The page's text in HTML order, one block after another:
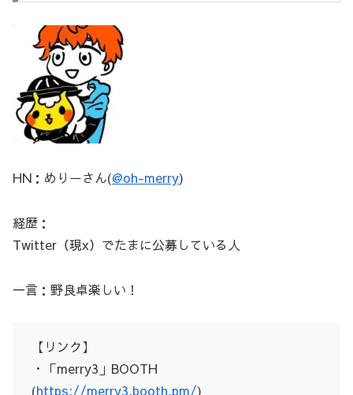
HN：めりーさん(@oh-merry)
経歴：
Twitter（現x）でたまに公募している人
一言：野良卓楽しい！
【リンク】
・「merry3」BOOTH
(https://merry3.booth.pm/)